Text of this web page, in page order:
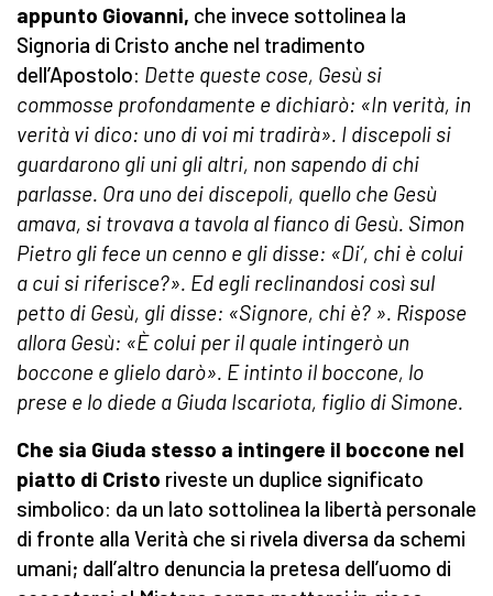
appunto Giovanni, che invece sottolinea la
Signoria di Cristo anche nel tradimento
dell’Apostolo: Dette queste cose, Gesù si
commosse profondamente e dichiarò: «In verità, in
verità vi dico: uno di voi mi tradirà». I discepoli si
guardarono gli uni gli altri, non sapendo di chi
parlasse. Ora uno dei discepoli, quello che Gesù
amava, si trovava a tavola al fianco di Gesù. Simon
Pietro gli fece un cenno e gli disse: «Di’, chi è colui
a cui si riferisce?». Ed egli reclinandosi così sul
petto di Gesù, gli disse: «Signore, chi è? ». Rispose
allora Gesù: «È colui per il quale intingerò un
boccone e glielo darò». E intinto il boccone, lo
prese e lo diede a Giuda Iscariota, figlio di Simone.
Che sia Giuda stesso a intingere il boccone nel
piatto di Cristo riveste un duplice significato
simbolico: da un lato sottolinea la libertà personale
di fronte alla Verità che si rivela diversa da schemi
umani; dall’altro denuncia la pretesa dell’uomo di